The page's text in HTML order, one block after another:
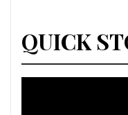
QUICK